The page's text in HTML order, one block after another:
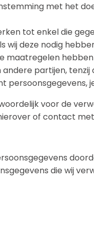
met het
tot enkel die
wij deze nodig
maatregelen
partijen,
voor de
of contact
die wij